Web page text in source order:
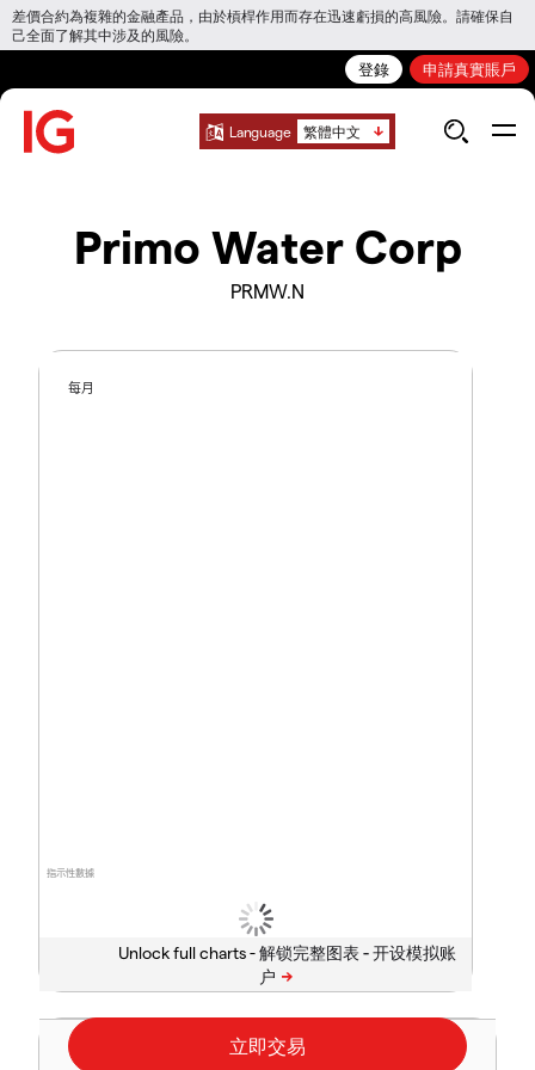
差價合約為複雜的金融產品，由於槓桿作用而存在迅速虧損的高風險。請確保自
己全面了解其中涉及的風險。
登錄 申請真實賬戶
Language 繁體中文
Primo Water Corp
PRMW.N
指示性數據
每月
Unlock full charts -